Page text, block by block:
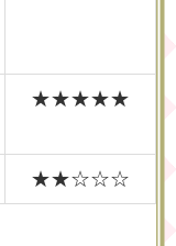
★★★★★
★★☆☆☆